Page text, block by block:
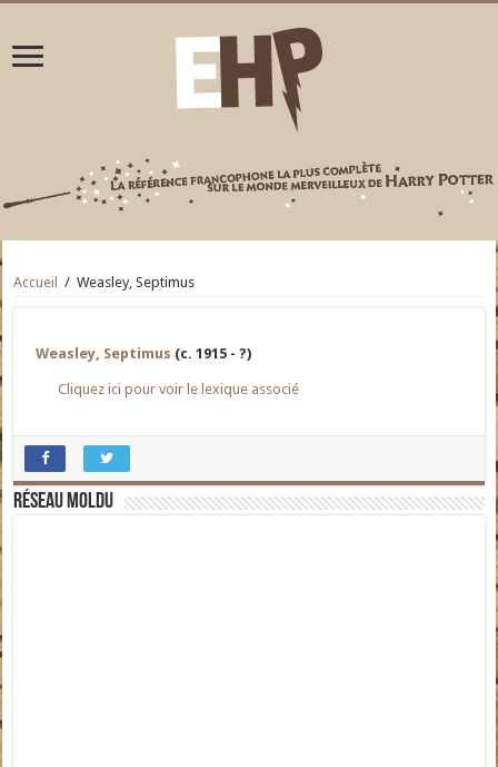
Accueil / Weasley, Septimus
Weasley, Septimus (c. 1915 - ?)
Cliquez ici pour voir le lexique associé
Réseau moldu